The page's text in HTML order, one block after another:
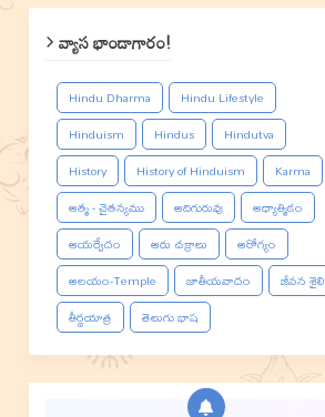
వ్యాస భాండాగారం!
Hindu Dharma
Hindu Lifestyle
Hinduism
Hindus
Hindutva
History
History of Hinduism
Karma
ఆత్మ - చైతన్యము
ఆదిగురువు
ఆధ్యాత్మికం
ఆయర్వేదం
ఆరు చక్రాలు
ఆరోగ్యం
ఆలయం-Temple
జాతీయవాదం
జీవన శైలి
తీర్థయాత్ర
తెలుగు భాష